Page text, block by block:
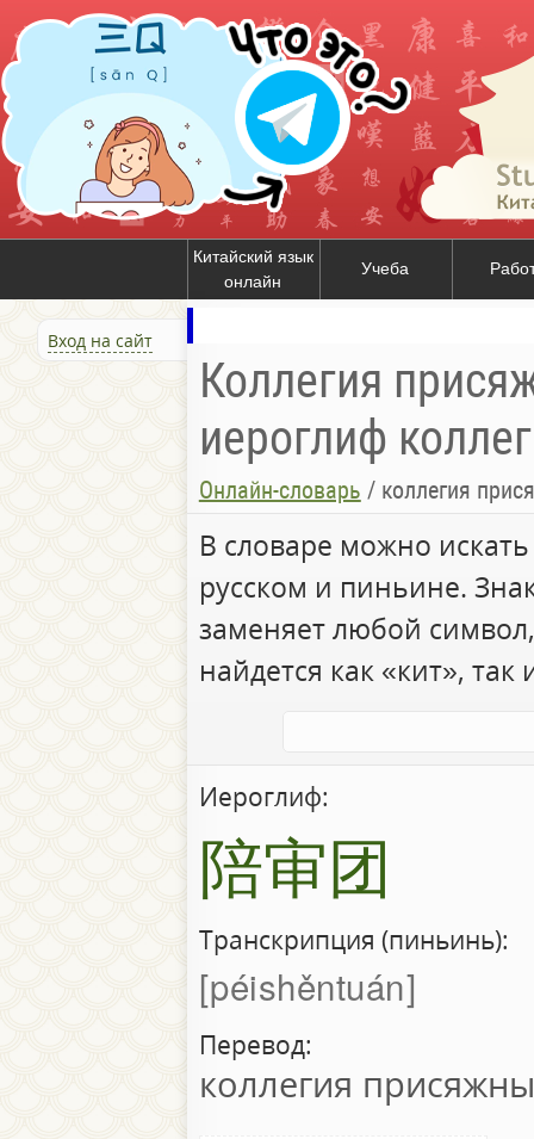
Китайский язык
онлайн
Учеба
Вход на сайт
Коллегия
иероглиф
Онлайн-словарь / коллегия
В словаре можно
русском и пиньине.
заменяет любой
найдется как «кит», так
Иероглиф:
陪审团
Транскрипция (пиньинь):
péishěntuán
Перевод:
коллегия